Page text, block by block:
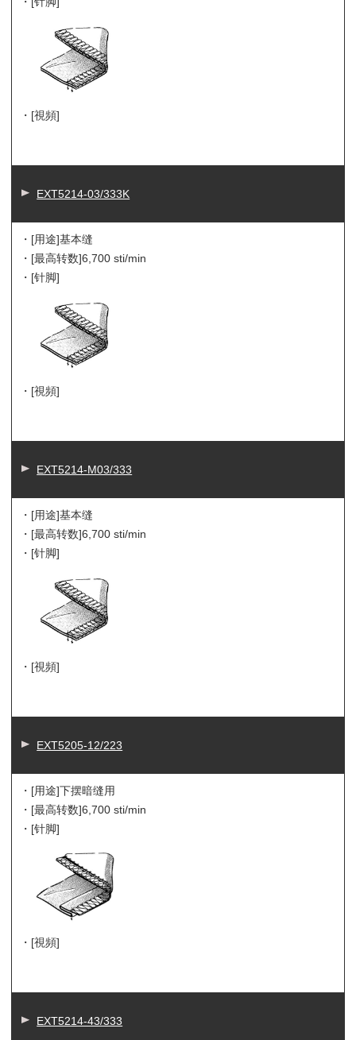
・[視頻]
EXT5214-03/333K
・[用途]基本缝
・[最高转数]6,700 sti/min
・[针脚]
・[視頻]
EXT5214-M03/333
・[用途]基本缝
・[最高转数]6,700 sti/min
・[针脚]
・[視頻]
EXT5205-12/223
・[用途]下摆暗缝用
・[最高转数]6,700 sti/min
・[针脚]
・[視頻]
EXT5214-43/333